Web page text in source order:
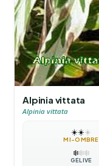
Alpinia vittata
Alpinia vittata
☀️☀️☀️
MI-OMBRE
❄️❄️❄️
GÉLIVE